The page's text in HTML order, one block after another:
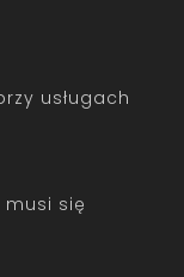
usługach
się